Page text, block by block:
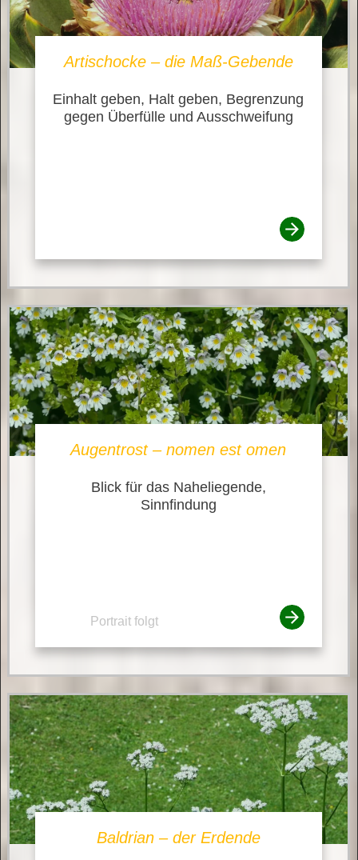
Artischocke – die Maß-Gebende
Einhalt geben, Halt geben, Begrenzung
gegen Überfülle und Ausschweifung
Augentrost – nomen est omen
Blick für das Naheliegende,
Sinnfindung
Portrait folgt
Baldrian – der Erdende